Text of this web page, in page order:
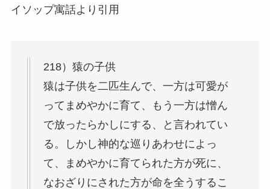
イソップ寓話より引用
218）猿の子供
猿は子供を二匹生んで、一方は可愛が
ってまめやかに育て、もう一方は憎ん
で放ったらかしにする、と言われてい
る。しかし神的な巡りあわせによっ
て、まめやかに育てられた方が死に、
なおざりにされた方が命を全うするこ